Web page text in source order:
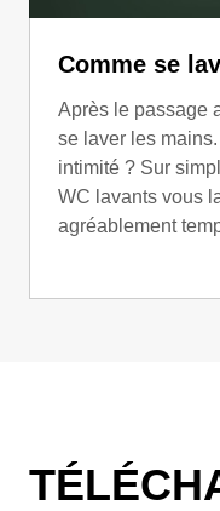
Comme se
Après le passage
se laver les
intimité ? Sur
WC lavants vous
agréablement